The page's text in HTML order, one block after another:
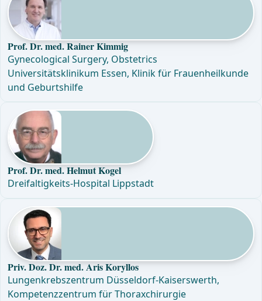
Prof. Dr. med. Rainer Kimmig
Gynecological Surgery, Obstetrics
Universitätsklinikum Essen, Klinik für Frauenheilkunde
und Geburtshilfe
Prof. Dr. med. Helmut Kogel
Dreifaltigkeits-Hospital Lippstadt
Priv. Doz. Dr. med. Aris Koryllos
Lungenkrebszentrum Düsseldorf-Kaiserswerth,
Kompetenzzentrum für Thoraxchirurgie